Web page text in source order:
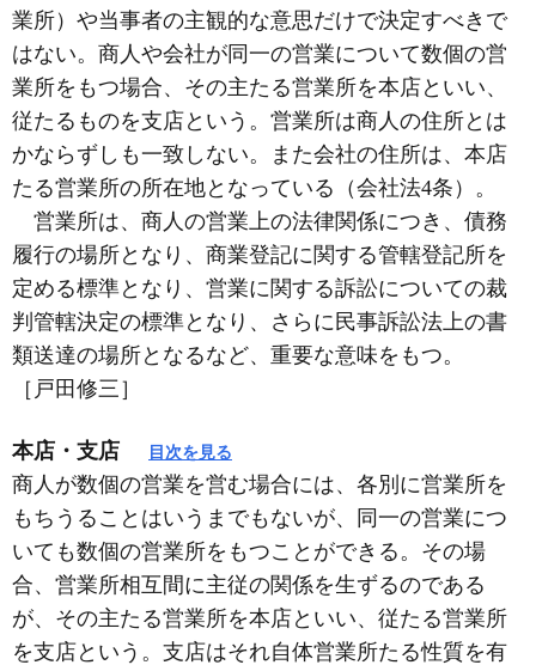
業所）や当事者の主観的な意思だけで決定すべきで
はない。商人や会社が同一の営業について数個の営
業所をもつ場合、その主たる営業所を本店といい、
従たるものを支店という。営業所は商人の住所とは
かならずしも一致しない。また会社の住所は、本店
たる営業所の所在地となっている（会社法4条）。
営業所は、商人の営業上の法律関係につき、債務
履行の場所となり、商業登記に関する管轄登記所を
定める標準となり、営業に関する訴訟についての裁
判管轄決定の標準となり、さらに民事訴訟法上の書
類送達の場所となるなど、重要な意味をもつ。
［戸田修三］
本店・支店 目次を見る
商人が数個の営業を営む場合には、各別に営業所を
もちうることはいうまでもないが、同一の営業につ
いても数個の営業所をもつことができる。その場
合、営業所相互間に主従の関係を生ずるのである
が、その主たる営業所を本店といい、従たる営業所
を支店という。支店はそれ自体営業所たる性質を有